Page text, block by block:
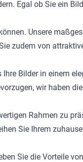
Egal ob Sie ein
Unsere
zudem von
Bilder in einem
wir haben
Rahmen zu
Sie Ihrem
Sie die Vorteile